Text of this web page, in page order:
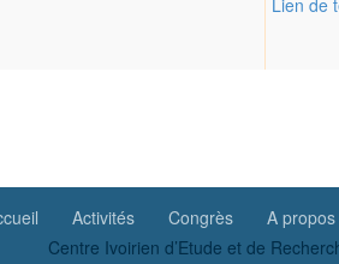
Lien de
Activités Congrès
A
Centre Ivoirien d’Etude et de